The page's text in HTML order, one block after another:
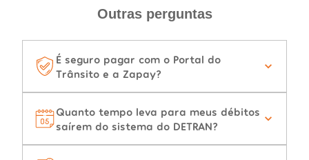
Outras perguntas
É seguro pagar com o Portal do
Trânsito e a Zapay?
Quanto tempo leva para meus débitos
saírem do sistema do DETRAN?